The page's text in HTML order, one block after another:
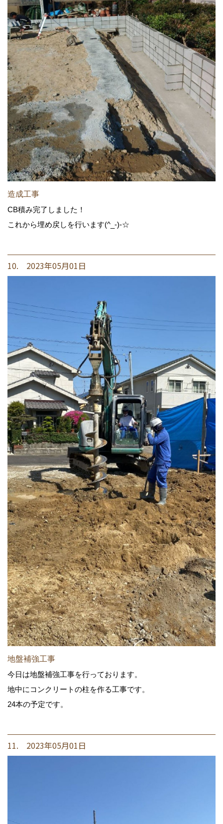
造成工事
CB積み完了しました！
これから埋め戻しを行います(^_-)-☆
10. 2023年05月01日
地盤補強工事
今日は地盤補強工事を行っております。
地中にコンクリートの柱を作る工事です。
24本の予定です。
11. 2023年05月01日